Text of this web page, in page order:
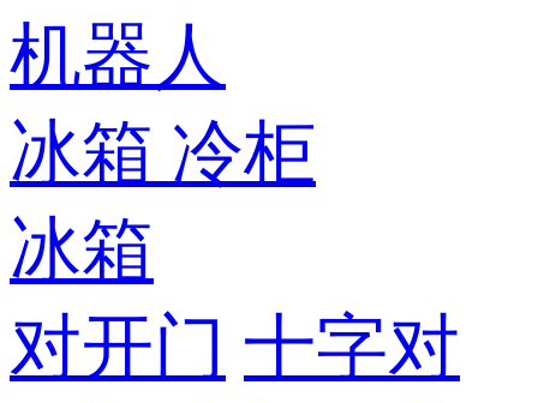
机器人
冰箱 冷柜
冰箱
对开门 十字对